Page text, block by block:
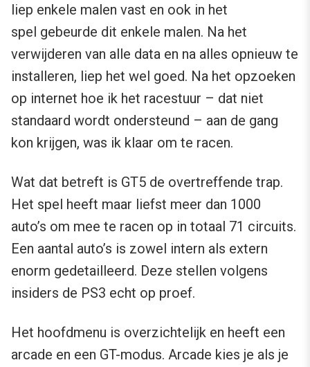
liep enkele malen vast en ook in het
spel gebeurde dit enkele malen. Na het
verwijderen van alle data en na alles opnieuw te
installeren, liep het wel goed. Na het opzoeken
op internet hoe ik het racestuur – dat niet
standaard wordt ondersteund – aan de gang
kon krijgen, was ik klaar om te racen.
Wat dat betreft is GT5 de overtreffende trap.
Het spel heeft maar liefst meer dan 1000
auto’s om mee te racen op in totaal 71 circuits.
Een aantal auto’s is zowel intern als extern
enorm gedetailleerd. Deze stellen volgens
insiders de PS3 echt op proef.
Het hoofdmenu is overzichtelijk en heeft een
arcade en een GT-modus. Arcade kies je als je